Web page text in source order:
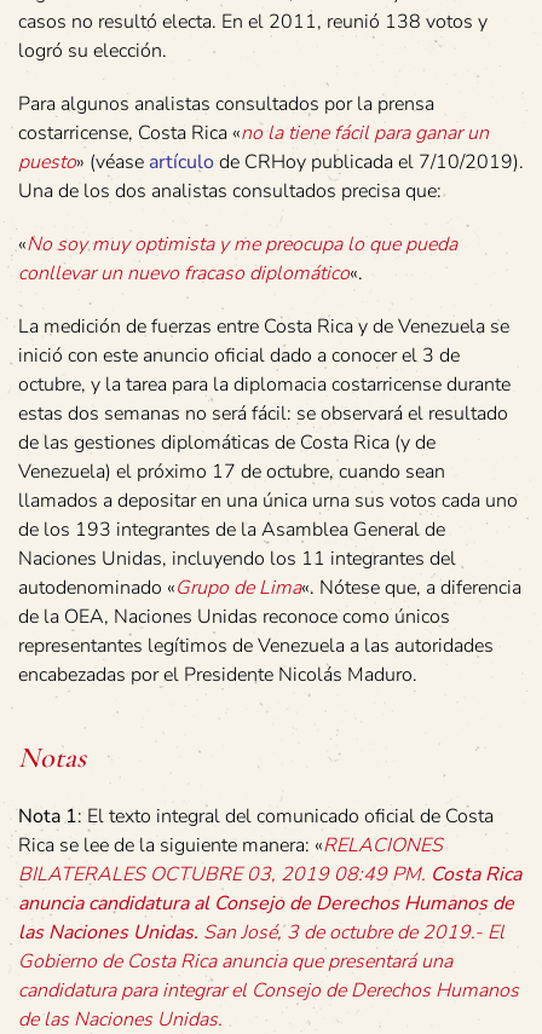
casos no resultó electa. En el 2011, reunió 138 votos y
logró su elección.
Para algunos analistas consultados por la prensa
costarricense, Costa Rica «no la tiene fácil para ganar un
puesto» (véase artículo de CRHoy publicada el 7/10/2019).
Una de los dos analistas consultados precisa que:
«No soy muy optimista y me preocupa lo que pueda
conllevar un nuevo fracaso diplomático«.
La medición de fuerzas entre Costa Rica y de Venezuela se
inició con este anuncio oficial dado a conocer el 3 de
octubre, y la tarea para la diplomacia costarricense durante
estas dos semanas no será fácil: se observará el resultado
de las gestiones diplomáticas de Costa Rica (y de
Venezuela) el próximo 17 de octubre, cuando sean
llamados a depositar en una única urna sus votos cada uno
de los 193 integrantes de la Asamblea General de
Naciones Unidas, incluyendo los 11 integrantes del
autodenominado «Grupo de Lima«. Nótese que, a diferencia
de la OEA, Naciones Unidas reconoce como únicos
representantes legítimos de Venezuela a las autoridades
encabezadas por el Presidente Nicolás Maduro.
Notas
Nota 1: El texto integral del comunicado oficial de Costa
Rica se lee de la siguiente manera: «RELACIONES
BILATERALES OCTUBRE 03, 2019 08:49 PM. Costa Rica
anuncia candidatura al Consejo de Derechos Humanos de
las Naciones Unidas. San José, 3 de octubre de 2019.- El
Gobierno de Costa Rica anuncia que presentará una
candidatura para integrar el Consejo de Derechos Humanos
de las Naciones Unidas.